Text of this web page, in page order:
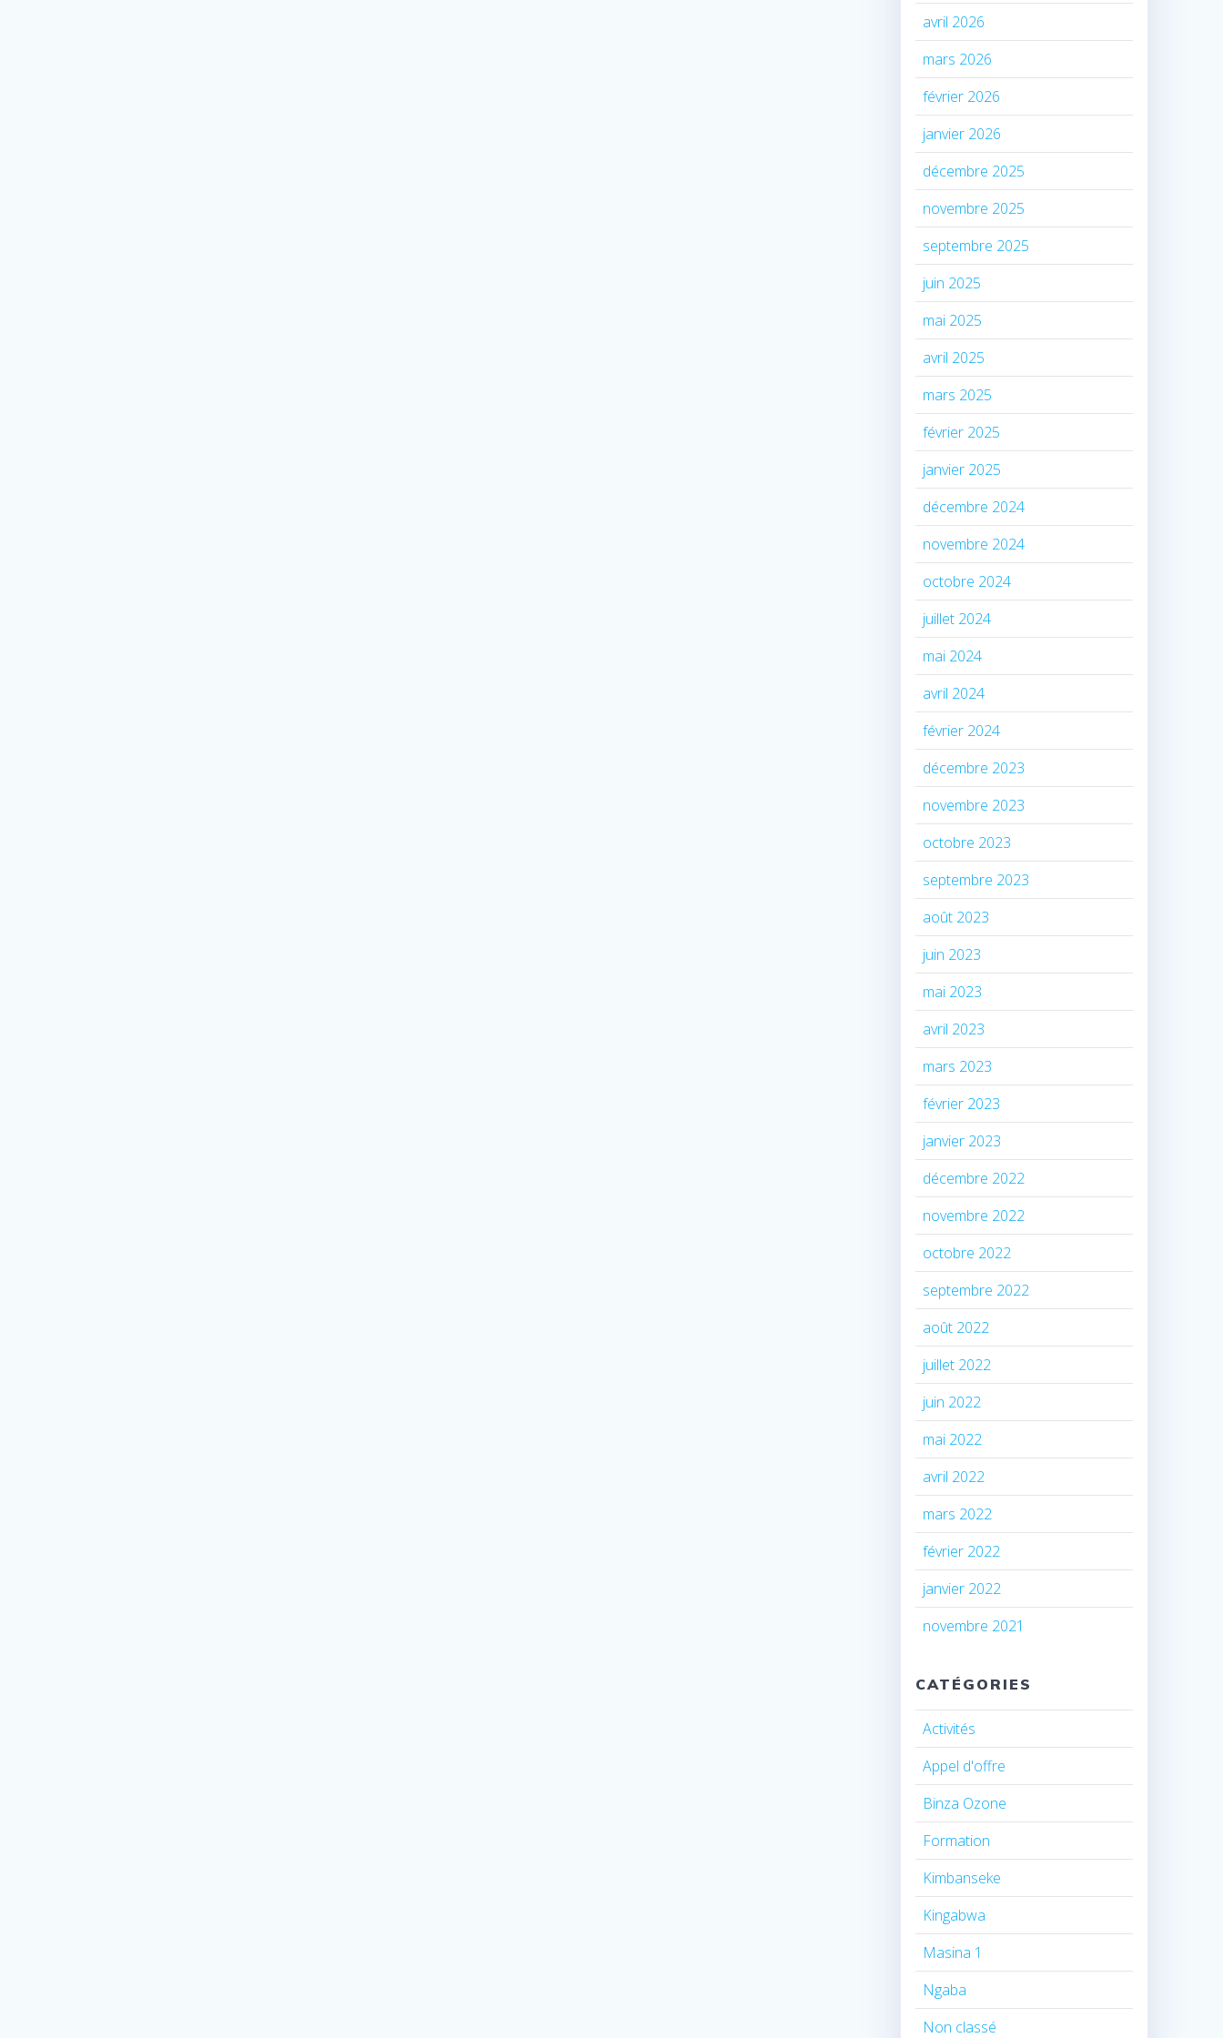
avril 2026
mars 2026
février 2026
janvier 2026
décembre 2025
novembre 2025
septembre 2025
juin 2025
mai 2025
avril 2025
mars 2025
février 2025
janvier 2025
décembre 2024
novembre 2024
octobre 2024
juillet 2024
mai 2024
avril 2024
février 2024
décembre 2023
novembre 2023
octobre 2023
septembre 2023
août 2023
juin 2023
mai 2023
avril 2023
mars 2023
février 2023
janvier 2023
décembre 2022
novembre 2022
octobre 2022
septembre 2022
août 2022
juillet 2022
juin 2022
mai 2022
avril 2022
mars 2022
février 2022
janvier 2022
novembre 2021
CATÉGORIES
Activités
Appel d'offre
Binza Ozone
Formation
Kimbanseke
Kingabwa
Masina 1
Ngaba
Non classé